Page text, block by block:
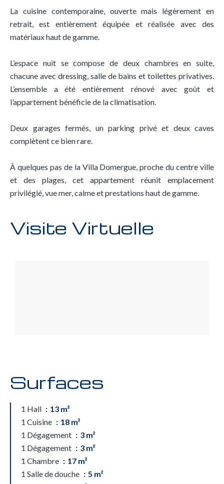
La cuisine contemporaine, ouverte mais légèrement en
retrait, est entièrement équipée et réalisée avec des
matériaux haut de gamme.
L’espace nuit se compose de deux chambres en suite,
chacune avec dressing, salle de bains et toilettes privatives.
L’ensemble a été entièrement rénové avec goût et
l’appartement bénéficie de la climatisation.
Deux garages fermés, un parking privé et deux caves
complètent ce bien rare.
À quelques pas de la Villa Domergue, proche du centre ville
et des plages, cet appartement réunit emplacement
privilégié, vue mer, calme et prestations haut de gamme.
Visite Virtuelle
Surfaces
1 Hall
13 m²
1 Cuisine
18 m²
1 Dégagement
3 m²
1 Dégagement
3 m²
1 Chambre
17 m²
1 Salle de douche
5 m²